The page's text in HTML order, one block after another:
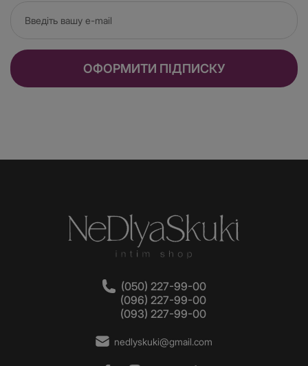
ОФОРМИТИ ПІДПИСКУ
(050) 227-99-00
(096) 227-99-00
(093) 227-99-00
nedlyskuki@gmail.com